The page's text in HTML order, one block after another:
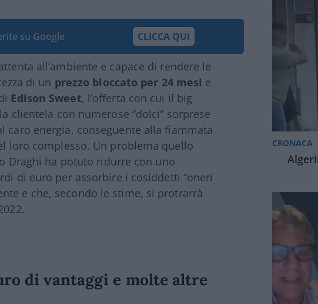
su Google CLICCA QUI
all’ambiente e capace di rendere le
di un prezzo bloccato per 24 mesi e
Edison Sweet, l’offerta con cui il big
clientela con numerose “dolci” sorprese
caro energia, conseguente alla fiammata
loro complesso. Un problema quello
Draghi ha potuto ridurre con uno
di euro per assorbire i cosiddetti “oneri
e che, secondo le stime, si protrarrà
di vantaggi e molte altre
CRONACA